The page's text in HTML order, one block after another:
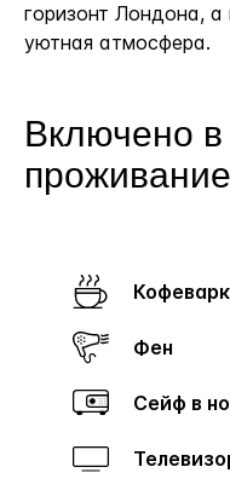
горизонт Лондона,
уютная атмосфера.
Включено
проживание
Фен
Сейф в